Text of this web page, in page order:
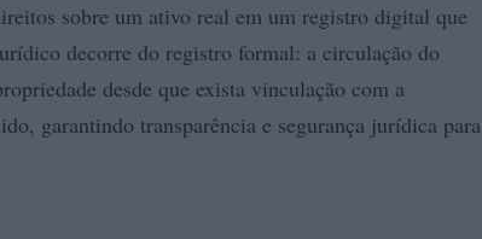
sobre um ativo real em um registro digital que
decorre do registro formal: a circulação do
desde que exista vinculação com a
garantindo transparência e segurança jurídica para